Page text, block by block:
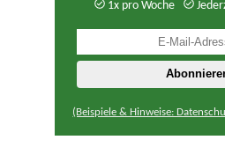
1x pro Woche
(Beispiele & Hinweise: